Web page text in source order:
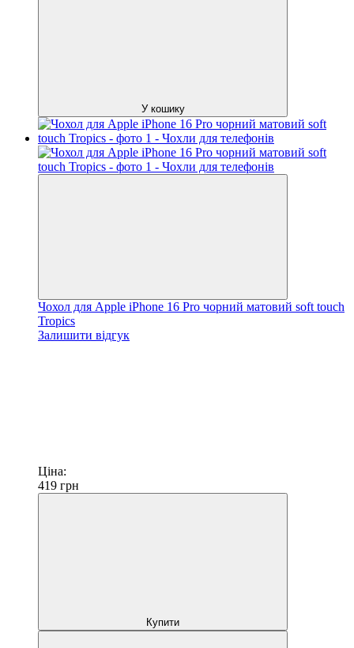
У кошику
Чохол для Apple iPhone 16 Pro чорний матовий soft touch
Tropics
Залишити відгук
Ціна:
419 грн
Купити